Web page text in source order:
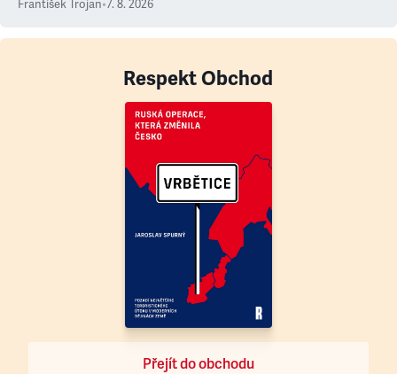
František Trojan•7. 8. 2026
Respekt Obchod
Přejít do obchodu